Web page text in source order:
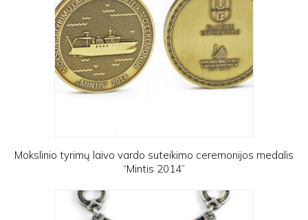
Mokslinio tyrimų laivo vardo suteikimo ceremonijos medalis
“Mintis 2014”